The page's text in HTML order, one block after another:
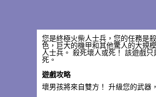
您是終極火柴人士兵，您的任務是
色，巨大的機甲和其他驚人的大規
人士兵。 殺死壞人或死！ 該遊戲
死。
遊戲攻略
壞男孩將來自雙方！ 升級您的武器